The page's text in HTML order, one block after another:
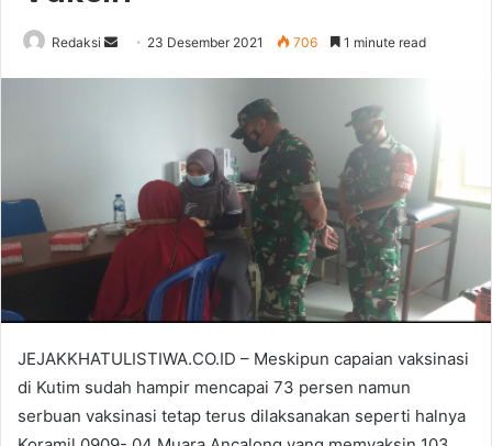
Redaksi
Send 23 Desember 2021 706 1 minute read
JEJAKKHATULISTIWA.CO.ID – Meskipun capaian vaksinasi
di Kutim sudah hampir mencapai 73 persen namun
serbuan vaksinasi tetap terus dilaksanakan seperti halnya